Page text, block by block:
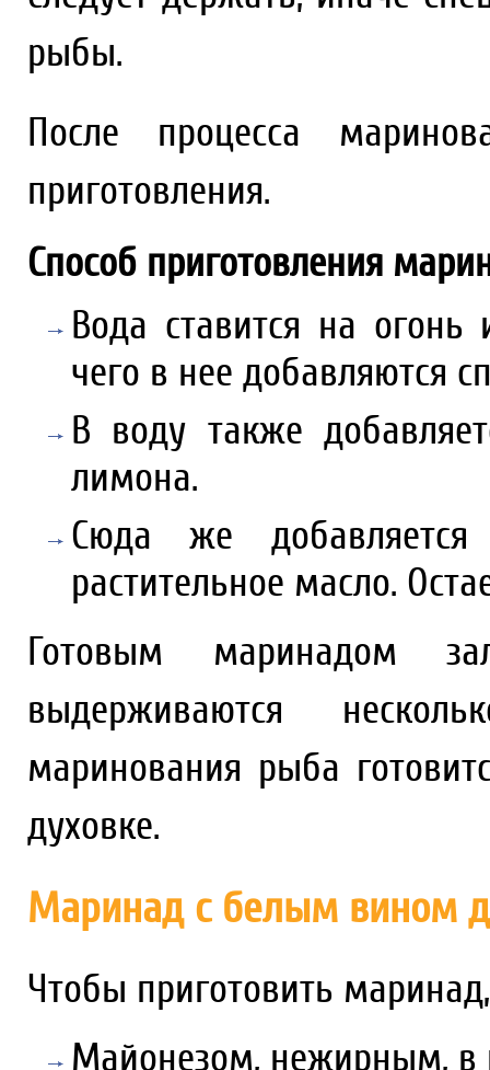
рыбы.
После процесса
приготовления.
Способ приготовления
Вода ставится на огонь
чего в нее добавляются
В воду также
лимона.
Сюда же
растительное масло.
Готовым маринадом
выдерживаются
маринования рыба
духовке.
Маринад с белым вином
Чтобы приготовить
Майонезом, нежирным, в